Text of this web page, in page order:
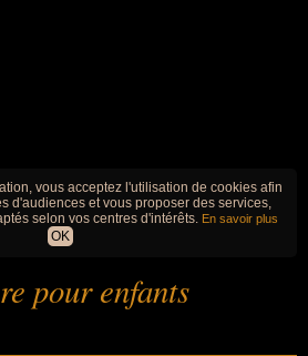
vous acceptez l'utilisation de cookies afin
d'audiences et vous proposer des services,
selon vos centres d'intérêts. En savoir plus
OK
pour enfants